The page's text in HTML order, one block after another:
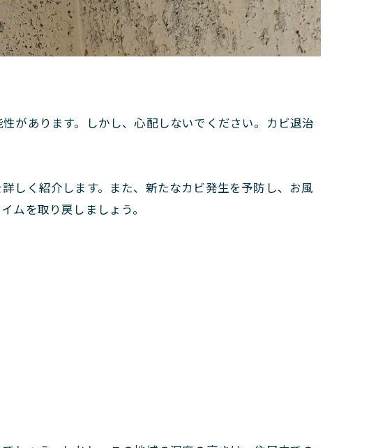
があります。しかし、心配しないでください。カビ退治
しく紹介します。また、新たなカビ発生を予防し、お風
ムを取り戻しましょう。